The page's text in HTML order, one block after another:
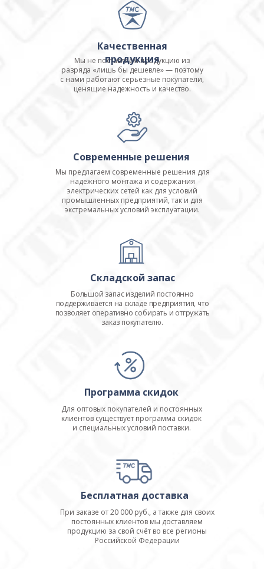
Большой запас изделий постоянно
поддерживается на складе предприятия, что
позволяет оперативно собирать и отгружать
заказ покупателю.
Складской запас
Мы предлагаем современные решения для
надежного монтажа и содержания
электрических сетей как для условий
промышленных предприятий, так и для
экстремальных условий эксплуатации.
Современные решения
Мы не поставляем продукцию из
разряда «лишь бы дешевле» — поэтому
с нами работают серьёзные покупатели,
ценящие надежность и качество.
Качественная
продукция
Программа скидок
Для оптовых покупателей и постоянных
клиентов существует программа скидок
и специальных условий поставки.
Бесплатная доставка
При заказе от 20 000 руб., а также для своих
постоянных клиентов мы доставляем
продукцию за свой счёт во все регионы
Российской Федерации